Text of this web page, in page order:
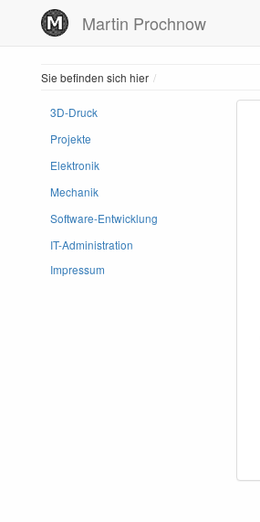
Martin Prochnow
Sie befinden sich hier
3D-Druck
Projekte
Elektronik
Mechanik
Software-Entwicklung
IT-Administration
Impressum